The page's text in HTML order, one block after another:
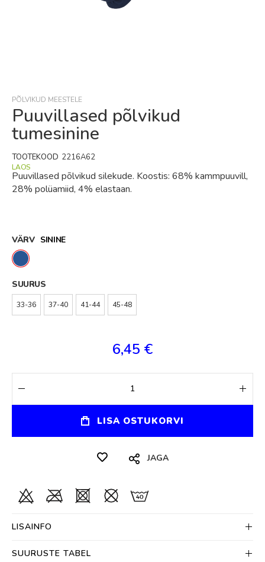
beginning
of
the
images
PÕLVIKUD MEESTELE
Puuvillased põlvikud
tumesinine
Puuvillased põlvikud silekude. Koostis: 68% kammpuuvill,
28% polüamiid, 4% elastaan.
LAOS
TOOTEKOOD 2216A62
VÄRV SININE
SUURUS
33-36 37-40 41-44 45-48
6,45 €
LISA OSTUKORVI
JAGA
LISAINFO
SUURUSTE TABEL